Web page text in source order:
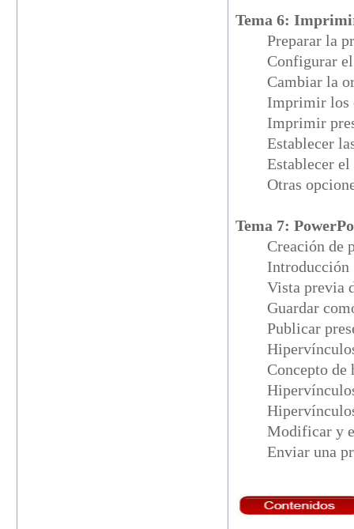
Tema 6:
Preparar la
Configurar
Cambiar la
Imprimir los
Imprimir
Establecer
Establecer
Otras
Tema 7:
Creación de
Introducción
Vista previa
Guardar
Publicar
Concepto
Modificar y
Enviar una